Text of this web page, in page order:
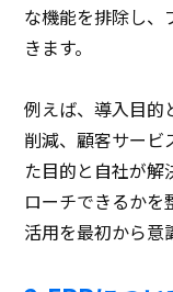
な機能を排除し、
きます。
例えば、導入目的
削減、顧客サービ
た目的と自社が解
ローチできるか
活用を最初から意